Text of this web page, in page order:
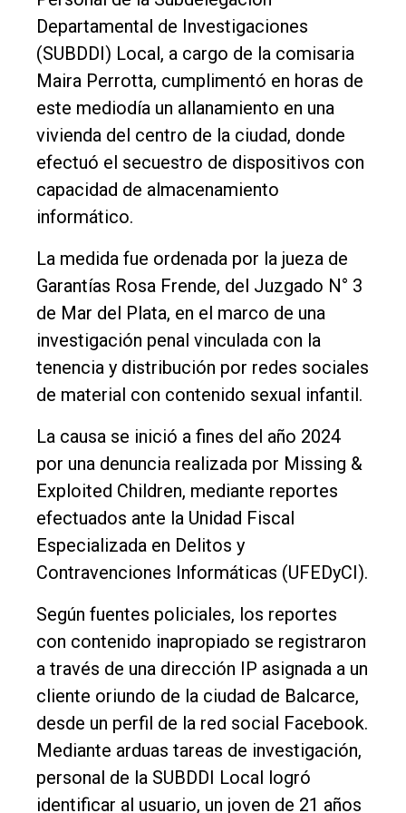
Deportes
Fúnebres
Edición
Empresa
Nosotros
Contacto
Departamental de Investigaciones
(SUBDDI) Local, a cargo de la comisaria
Maira Perrotta, cumplimentó en horas de
este mediodía un allanamiento en una
vivienda del centro de la ciudad, donde
efectuó el secuestro de dispositivos con
capacidad de almacenamiento
informático.
La medida fue ordenada por la jueza de
Garantías Rosa Frende, del Juzgado N° 3
de Mar del Plata, en el marco de una
investigación penal vinculada con la
tenencia y distribución por redes sociales
de material con contenido sexual infantil.
La causa se inició a fines del año 2024
por una denuncia realizada por Missing &
Exploited Children, mediante reportes
efectuados ante la Unidad Fiscal
Especializada en Delitos y
Contravenciones Informáticas (UFEDyCI).
Según fuentes policiales, los reportes
con contenido inapropiado se registraron
a través de una dirección IP asignada a un
cliente oriundo de la ciudad de Balcarce,
desde un perfil de la red social Facebook.
Mediante arduas tareas de investigación,
personal de la SUBDDI Local logró
identificar al usuario, un joven de 21 años